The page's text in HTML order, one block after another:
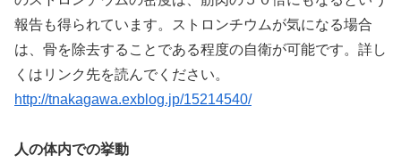
報告も得られています。ストロンチウムが気になる場合
は、骨を除去することである程度の自衛が可能です。詳し
くはリンク先を読んでください。
http://tnakagawa.exblog.jp/15214540/
人の体内での挙動